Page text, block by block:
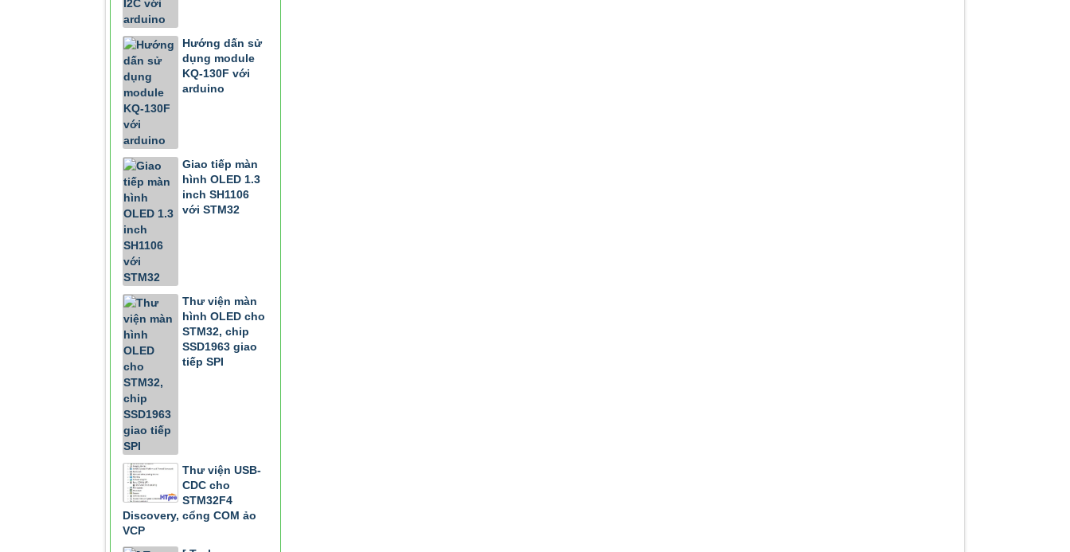
Hướng dấn sử
dụng module
KQ-130F với
arduino
Giao tiếp màn
hình OLED 1.3
inch SH1106
với STM32
Thư viện màn
hình OLED cho
STM32, chip
SSD1963 giao
tiếp SPI
Thư viện USB-
CDC cho
STM32F4
Discovery, cổng COM ảo
VCP